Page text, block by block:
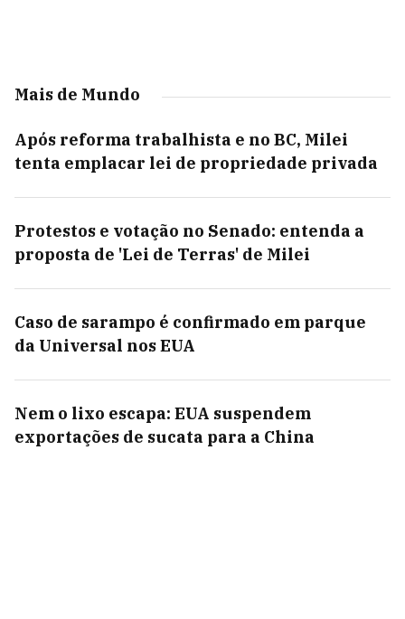
Mais de Mundo
Após reforma trabalhista e no BC, Milei
tenta emplacar lei de propriedade privada
Protestos e votação no Senado: entenda a
proposta de 'Lei de Terras' de Milei
Caso de sarampo é confirmado em parque
da Universal nos EUA
Nem o lixo escapa: EUA suspendem
exportações de sucata para a China